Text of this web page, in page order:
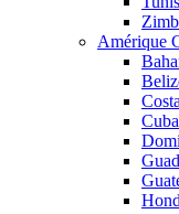
Amérique
Cuba